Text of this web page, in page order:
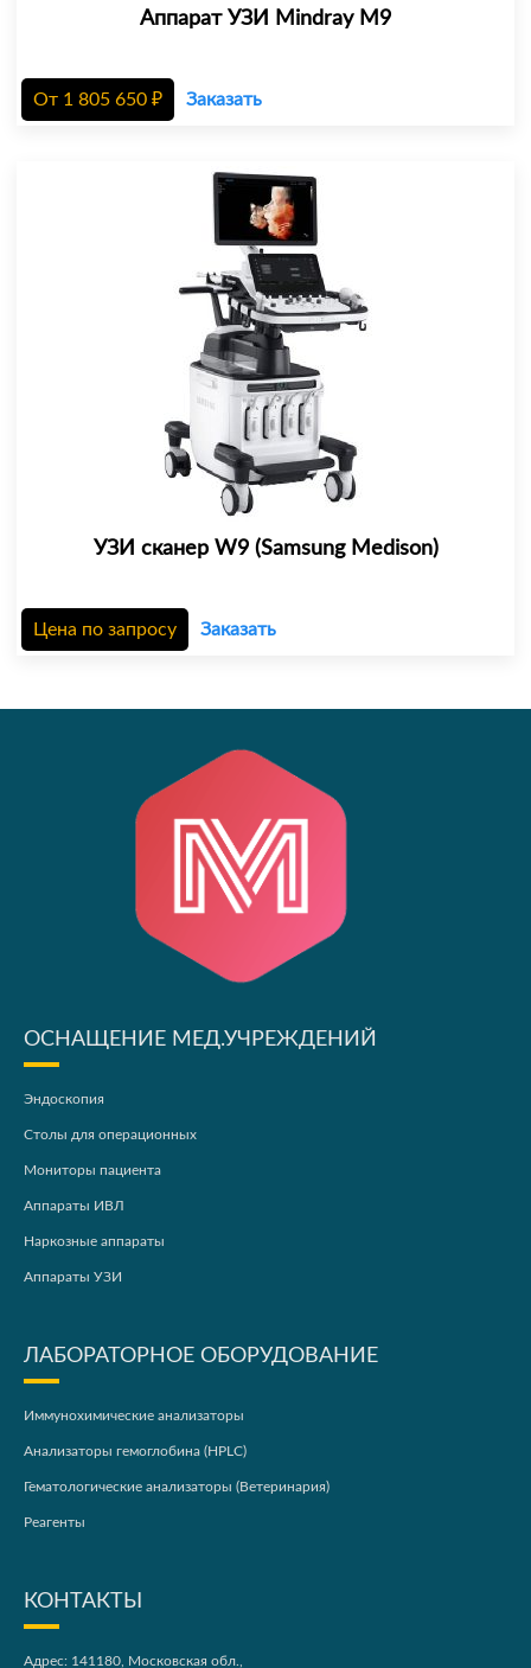
Аппарат УЗИ Mindray M9
От 1 805 650 ₽ Заказать
УЗИ сканер W9 (Samsung Medison)
Цена по запросу Заказать
ОСНАЩЕНИЕ МЕД.УЧРЕЖДЕНИЙ
Эндоскопия
Столы для операционных
Мониторы пациента
Аппараты ИВЛ
Наркозные аппараты
Аппараты УЗИ
ЛАБОРАТОРНОЕ ОБОРУДОВАНИЕ
Иммунохимические анализаторы
Анализаторы гемоглобина (HPLC)
Гематологические анализаторы (Ветеринария)
Реагенты
КОНТАКТЫ
Адрес: 141180, Московская обл.,